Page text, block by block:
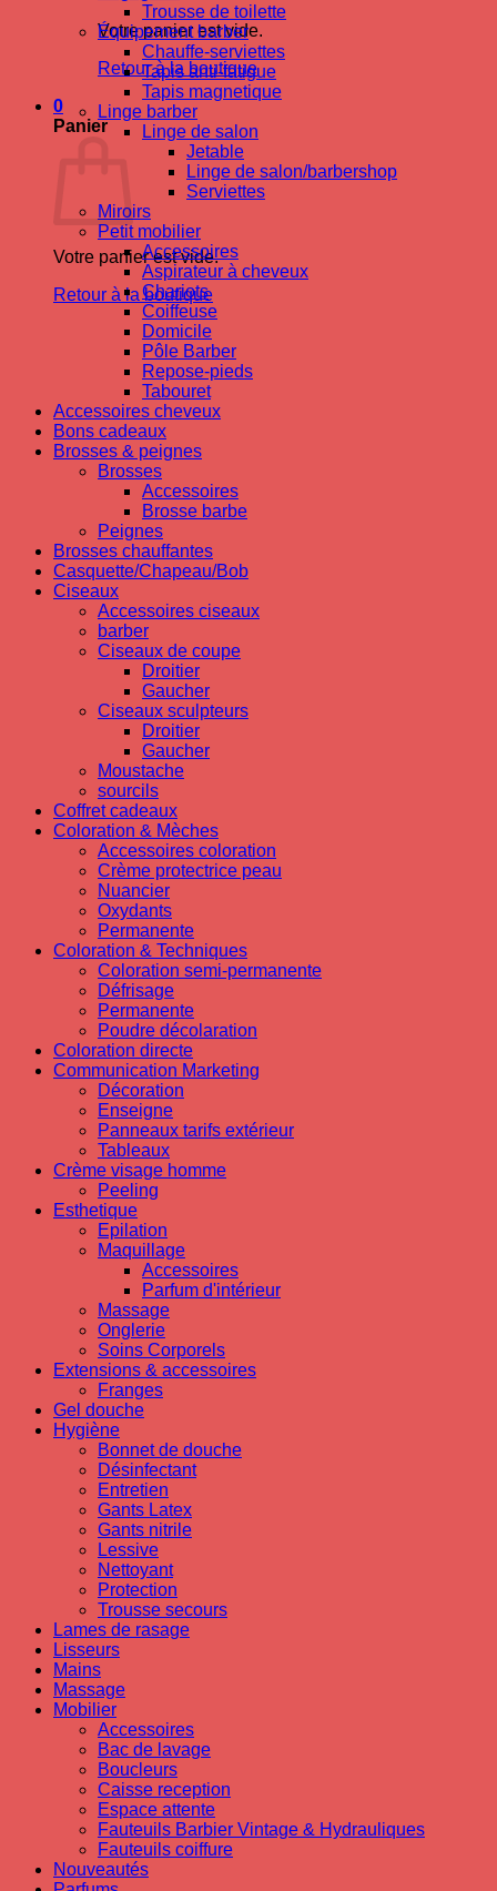
Votre panier est vide.
Retour à la boutique
0
Panier
Votre panier est vide.
Retour à la boutique
Trousse de toilette
Équipement barber
Chauffe-serviettes
Tapis anti-fatigue
Tapis magnetique
Linge barber
Linge de salon
Jetable
Linge de salon/barbershop
Serviettes
Miroirs
Petit mobilier
Accessoires
Aspirateur à cheveux
Chariots
Coiffeuse
Domicile
Pôle Barber
Repose-pieds
Tabouret
Accessoires cheveux
Bons cadeaux
Brosses & peignes
Brosses
Accessoires
Brosse barbe
Peignes
Brosses chauffantes
Casquette/Chapeau/Bob
Ciseaux
Accessoires ciseaux
barber
Ciseaux de coupe
Droitier
Gaucher
Ciseaux sculpteurs
Droitier
Gaucher
Moustache
sourcils
Coffret cadeaux
Coloration & Mèches
Accessoires coloration
Crème protectrice peau
Nuancier
Oxydants
Permanente
Coloration & Techniques
Coloration semi-permanente
Défrisage
Permanente
Poudre décolaration
Coloration directe
Communication Marketing
Décoration
Enseigne
Panneaux tarifs extérieur
Tableaux
Crème visage homme
Peeling
Esthetique
Epilation
Maquillage
Accessoires
Parfum d'intérieur
Massage
Onglerie
Soins Corporels
Extensions & accessoires
Franges
Gel douche
Hygiène
Bonnet de douche
Désinfectant
Entretien
Gants Latex
Gants nitrile
Lessive
Nettoyant
Protection
Trousse secours
Lames de rasage
Lisseurs
Mains
Massage
Mobilier
Accessoires
Bac de lavage
Boucleurs
Caisse reception
Espace attente
Fauteuils Barbier Vintage & Hydrauliques
Fauteuils coiffure
Nouveautés